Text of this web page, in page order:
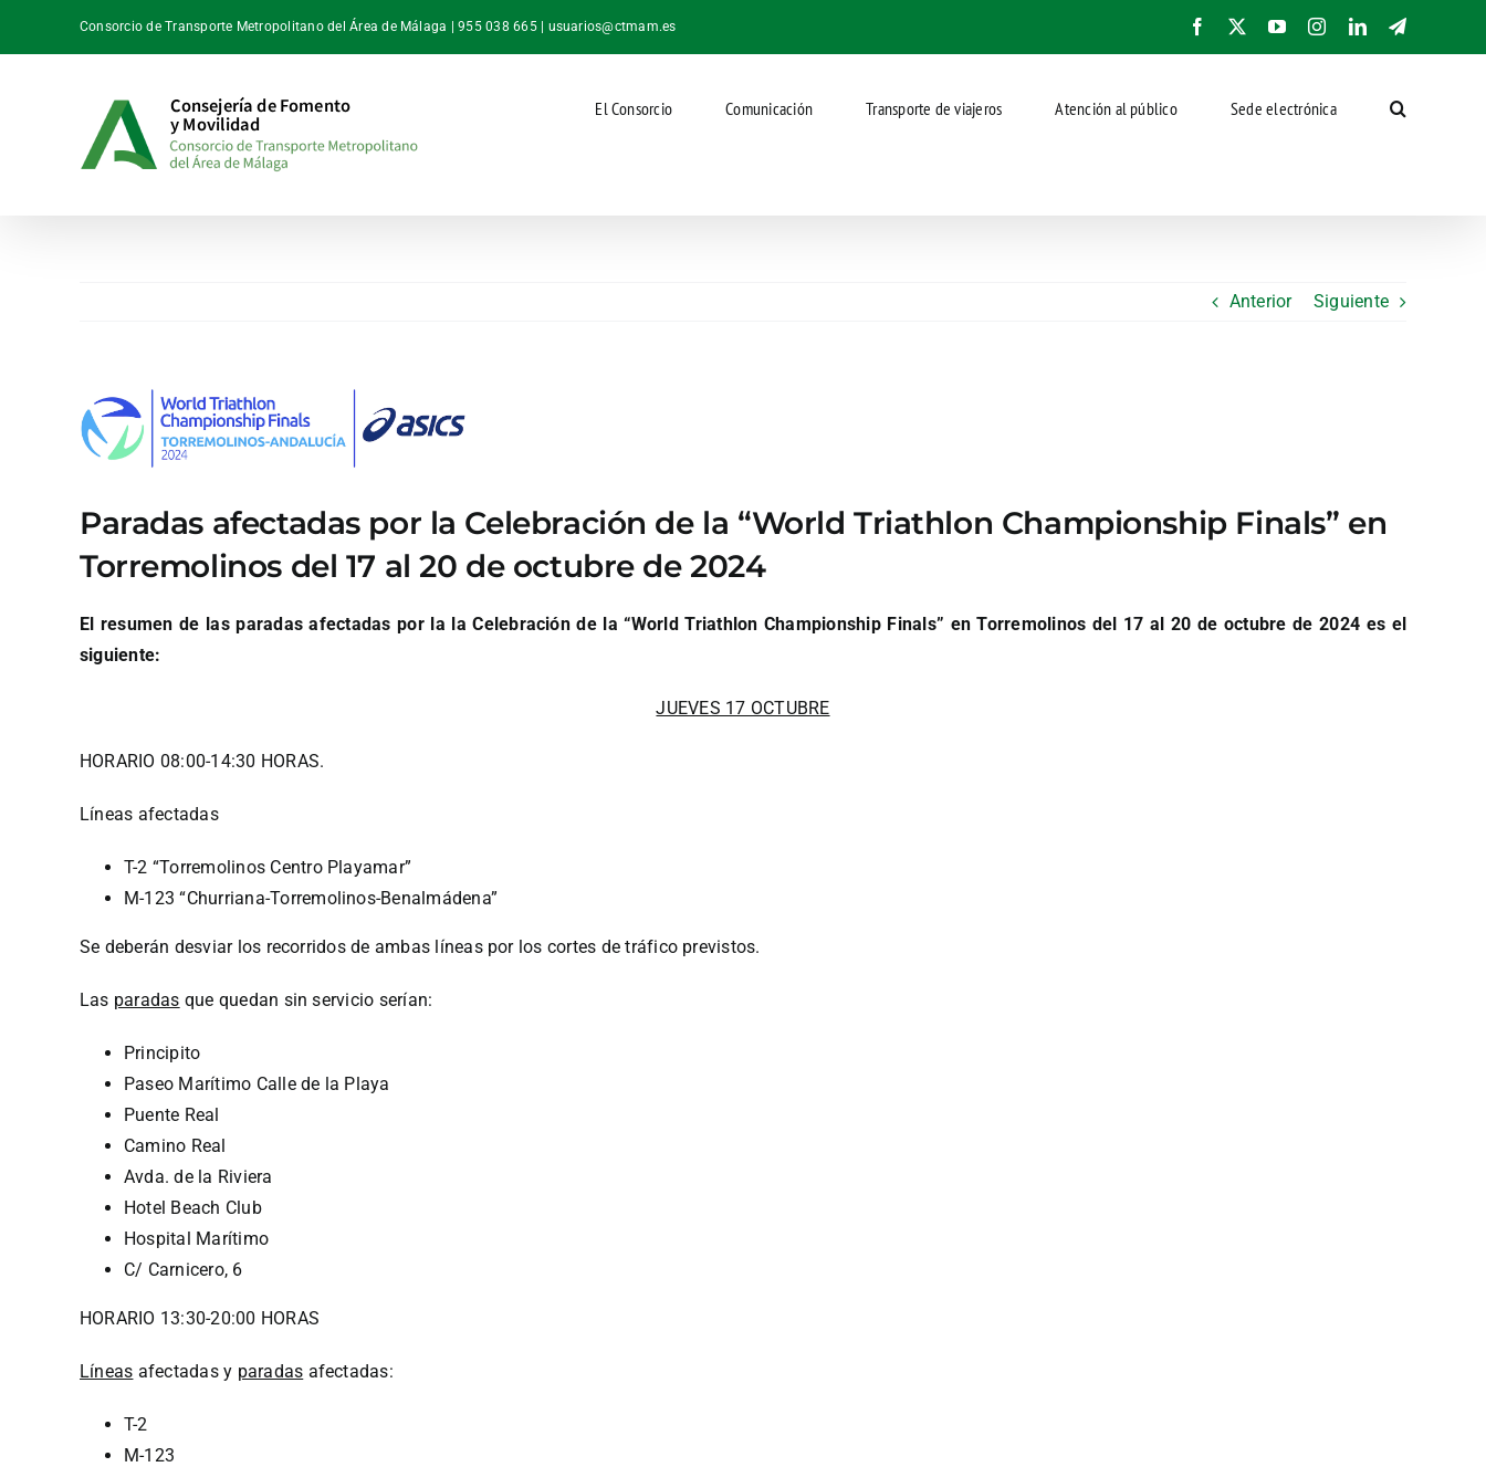
Consorcio de Transporte Metropolitano del Área de Málaga | 955 038 665 | usuarios@ctmam.es Facebook YouTubeInstagramLinkedInTelegram
El Consorcio Comunicación Transporte de viajeros Atención al público Sede electrónica
Anterior Siguiente
Ver
imagen
más
Paradas afectadas por la Celebración de la “World Triathlon Championship Finals” en
Torremolinos del 17 al 20 de octubre de 2024
El resumen de las paradas afectadas por la la Celebración de la “World Triathlon Championship Finals” en Torremolinos del 17 al 20 de octubre de 2024 es el
siguiente:
JUEVES 17 OCTUBRE
HORARIO 08:00-14:30 HORAS.
Líneas afectadas
T-2 “Torremolinos Centro Playamar”
M-123 “Churriana-Torremolinos-Benalmádena”
Se deberán desviar los recorridos de ambas líneas por los cortes de tráfico previstos.
Las paradas que quedan sin servicio serían:
Principito
Paseo Marítimo Calle de la Playa
Puente Real
Camino Real
Avda. de la Riviera
Hotel Beach Club
Hospital Marítimo
C/ Carnicero, 6
HORARIO 13:30-20:00 HORAS
Líneas afectadas y paradas afectadas:
T-2
M-123